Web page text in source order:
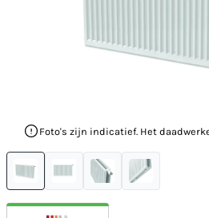
Foto's zijn indicatief. Het